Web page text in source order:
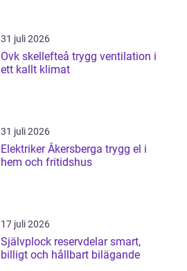
31 juli 2026
Ovk skellefteå trygg ventilation i
ett kallt klimat
31 juli 2026
Elektriker Åkersberga trygg el i
hem och fritidshus
17 juli 2026
Självplock reservdelar smart,
billigt och hållbart bilägande